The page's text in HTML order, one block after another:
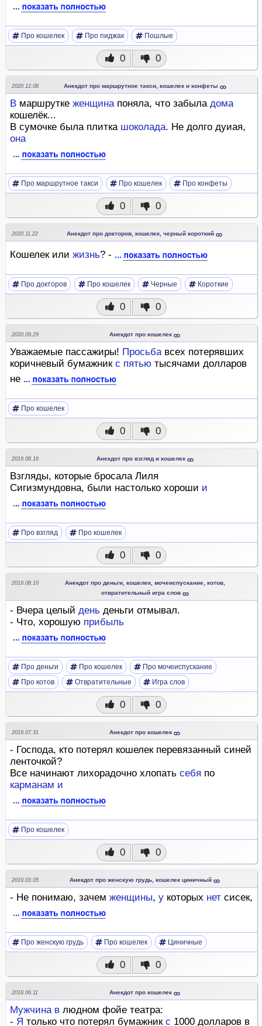
Про кошелек Про пиджак Пошлые
0 0
2020.12.08 Анекдот про маршрутное такси, кошелек и конфеты
В маршрутке женщинапоняла, что забыла дома
кошелёк...
В сумочке была плитка шоколада. Не долго дуиая,
она
Про маршрутное такси Про кошелек Про конфеты
0 0
2020.11.22 Анекдот про докторов, кошелек, черный короткий
Кошелек или жизнь? -
Про докторов Про кошелек Черные Короткие
0 0
2020.09.29 Анекдот про кошелек
Уважаемые пассажиры! Просьбавсех потерявших
коричневый бумажник с пятью тысячами долларов
не
Про кошелек
0 0
2019.08.16 Анекдот про взгляд и кошелек
Взгляды, которые бросала Лиля
Сигизмундовна, были настолько хороши и
Про взгляд Про кошелек
0 0
2019.08.10
Анекдот про деньги, кошелек, мочеиспускание, котов,
отвратительный игра слов
- Вчера целый день деньги отмывал.
- Что, хорошую прибыль
Про деньги Про кошелек
Про мочеиспускание
Про котов
Отвратительные Игра слов
0 0
2019.07.31 Анекдот про кошелек
- Господа, кто потерял кошелек перевязанный синей
ленточкой?
Все начинают лихорадочно хлопать себя по
карманам и
Про кошелек
0 0
2019.03.05 Анекдот про женскую грудь, кошелек циничный
- Не понимаю, зачем женщины, у которых нет сисек,
Про женскую грудь Про кошелек Циничные
0 0
2018.06.11 Анекдот про кошелек
Мужчина в людном фойе театра:
- Я только что потерял бумажник с 1000 долларов в